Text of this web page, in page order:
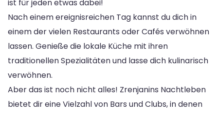
ist für jeden etwas dabei!
Nach einem ereignisreichen Tag kannst du dich in
einem der vielen Restaurants oder Cafés verwöhnen
lassen. Genieße die lokale Küche mit ihren
traditionellen Spezialitäten und lasse dich kulinarisch
verwöhnen.
Aber das ist noch nicht alles! Zrenjanins Nachtleben
bietet dir eine Vielzahl von Bars und Clubs, in denen